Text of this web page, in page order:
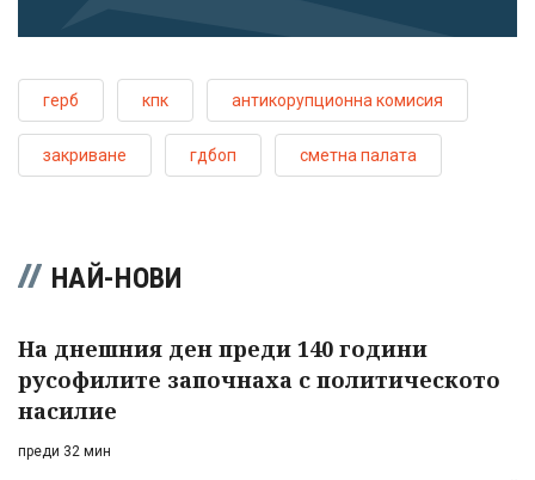
герб кпк антикорупционна комисия
закриване гдбоп сметна палата
НАЙ-НОВИ
На днешния ден преди 140 години
русофилите започнаха с политическото
насилие
преди 32 мин